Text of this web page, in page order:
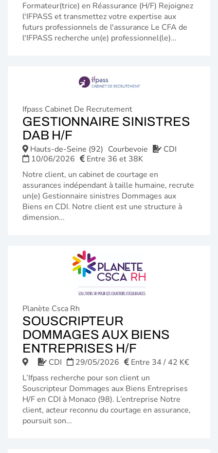
Formateur(trice) en Réassurance (H/F) Rejoignez
l'IFPASS et transmettez votre expertise aux
futurs professionnels de l'assurance Le CFA de
l'IFPASS recherche un(e) professionnel(le)...
Ifpass Cabinet De Recrutement
GESTIONNAIRE SINISTRES
DAB H/F
FENÊTRE)
Hauts-de-Seine (92) Courbevoie
CDI
10/06/2026
Entre 36 et 38K
Notre client, un cabinet de courtage en
assurances indépendant à taille humaine, recrute
un(e) Gestionnaire sinistres Dommages aux
Biens en CDI. Notre client est une structure à
dimension...
Planète Csca Rh
SOUSCRIPTEUR
DOMMAGES AUX BIENS
ENTREPRISES H/F
FENÊTRE)
CDI 29/05/2026
Entre 34 / 42 K€
L’Ifpass recherche pour son client un
Souscripteur Dommages aux Biens Entreprises
H/F en CDI à Monaco (98). L’entreprise Notre
client, acteur reconnu du courtage en assurance,
poursuit son...